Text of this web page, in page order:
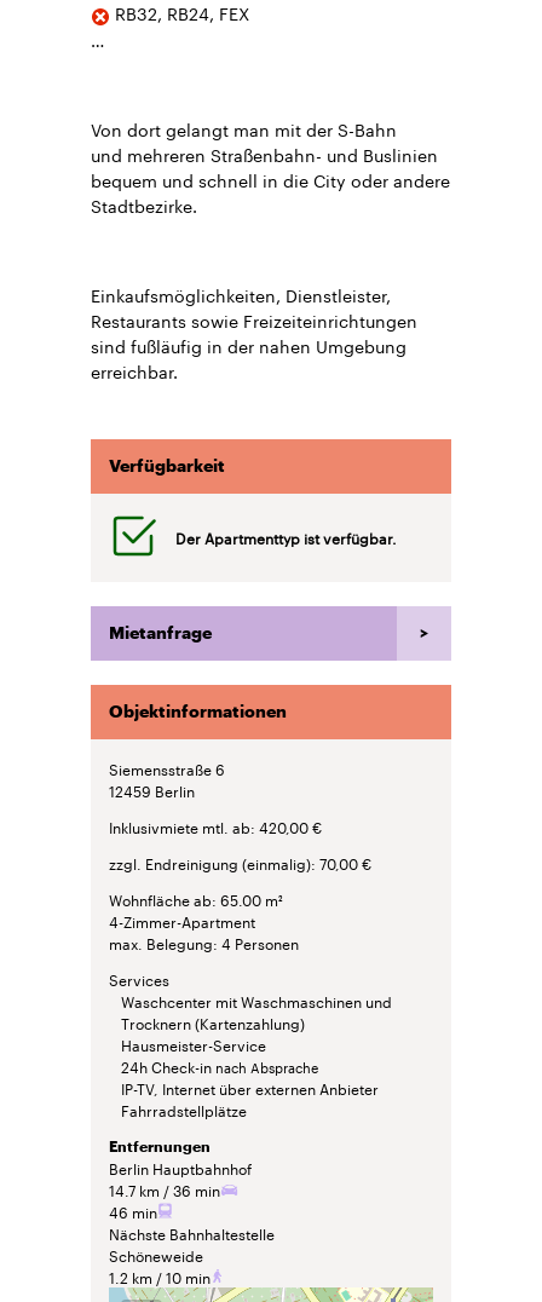
RB32, RB24, FEX
…
Von dort gelangt man mit der S-Bahn
und mehreren Straßenbahn- und Buslinien
bequem und schnell in die City oder andere
Stadtbezirke.
Einkaufsmöglichkeiten, Dienstleister,
Restaurants sowie Freizeiteinrichtungen
sind fußläufig in der nahen Umgebung
erreichbar.
Verfügbarkeit
Der Apartmenttyp ist verfügbar.
Mietanfrage
Objektinformationen
Siemensstraße 6
12459 Berlin
Inklusivmiete mtl. ab 420,00 €
zzgl. Endreinigung (einmalig) 70,00 €
Wohnfläche ab 65.00 m²
4-Zimmer-Apartment
max. Belegung 4 Personen
Services
Waschcenter mit Waschmaschinen und
Trocknern (Kartenzahlung)
Hausmeister-Service
24h Check-in nach Absprache
IP-TV, Internet über externen Anbieter
Fahrradstellplätze
Entfernungen
Berlin Hauptbahnhof
14.7 km
36 min
46 min
Nächste Bahnhaltestelle
Schöneweide
1.2 km
10 min